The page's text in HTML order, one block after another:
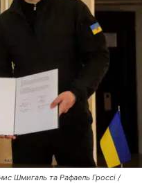
Шмигаль та Рафаель Гроссі /